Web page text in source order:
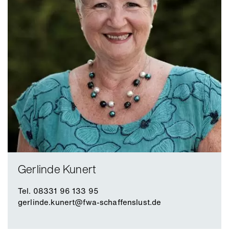
und aus unserer Einrichtung nicht mehr
wegzudenken.“
Gerlinde Kunert
Tel. 08331 96 133 95
gerlinde.kunert@fwa-schaffenslust.de